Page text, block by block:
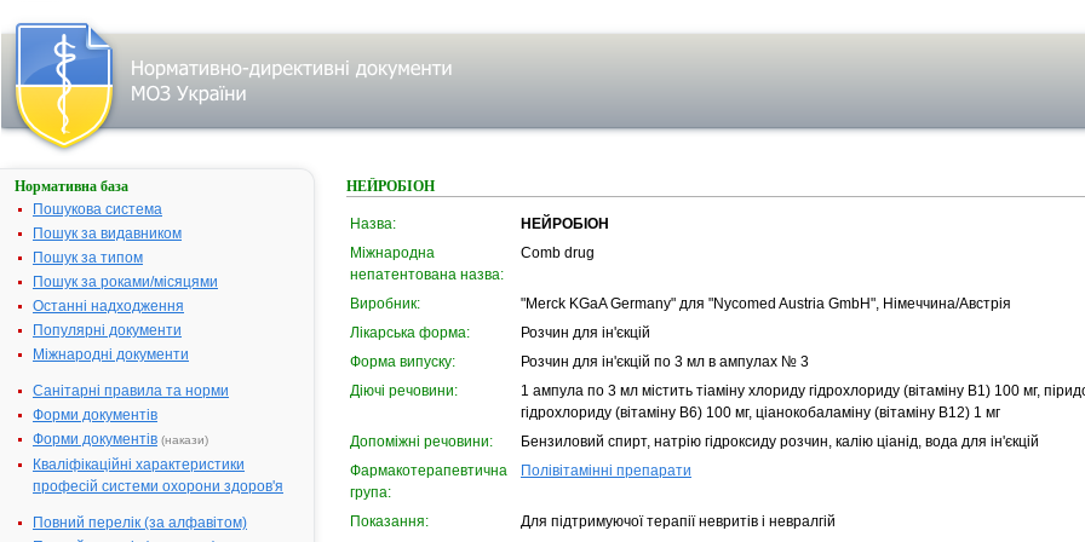
Нормативна база
Пошукова система
Пошук за видавником
Пошук за типом
Пошук за роками/місяцями
Останні надходження
Популярні документи
Міжнародні документи
Санітарні правила та норми
Форми документів
Форми документів (накази)
Кваліфікаційні характеристики
професій системи охорони здоров'я
Повний перелік (за алфавітом)
НЕЙРОБІОН
Назва:
НЕЙРОБІОН
Міжнародна
непатентована назва:
Comb drug
Виробник:
"Merck KGaA Germany" для "Nycomed Austria GmbH", Німеччина/Австрія
Лікарська форма:
Розчин для ін'єкцій
Форма випуску:
Розчин для ін'єкцій по 3 мл в ампулах № 3
Діючі речовини:
1 ампула по 3 мл містить тіаміну хлориду гідрохлориду (вітаміну В1) 100 мг,
гідрохлориду (вітаміну В6) 100 мг, ціанокобаламіну (вітаміну В12) 1 мг
Допоміжні речовини:
Бензиловий спирт, натрію гідроксиду розчин, калію ціанід, вода для ін'єкцій
Фармакотерапевтична
група:
Полівітамінні препарати
Показання:
Для підтримуючої терапії невритів і невралгій